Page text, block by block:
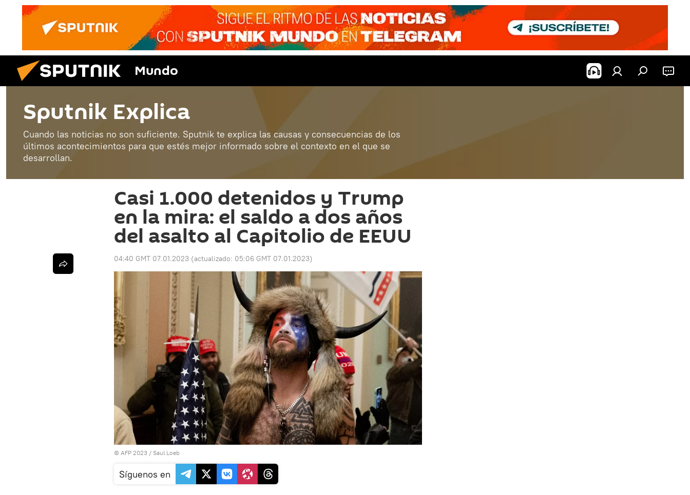
Mundo
Sputnik Explica
Cuando las noticias no son suficiente. Sputnik te explica las causas y consecuencias de los
últimos acontecimientos para que estés mejor informado sobre el contexto en el que se
desarrollan.
Casi 1.000 detenidos y Trump
en la mira: el saldo a dos años
del asalto al Capitolio de EEUU
04:40 GMT 07.01.2023 (actualizado: 05:06 GMT 07.01.2023)
© AFP 2023 / Saul Loeb
Síguenos en